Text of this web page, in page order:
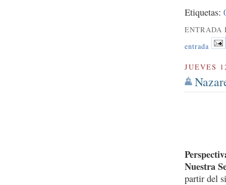
Etiquetas:
ENTRADA
entrada
JUEVES
Nuestra
partir del